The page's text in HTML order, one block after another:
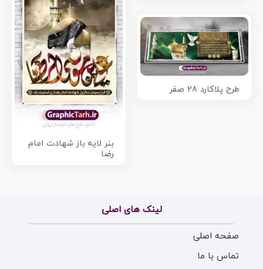
بنر لایه باز شهادت امام
رضا
طرح پلاکارد 28 صفر
لینک های اصلی
صفحه اصلی
تماس با ما